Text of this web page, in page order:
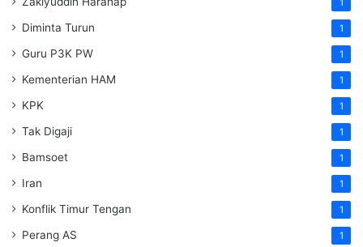
1
Diminta Turun 1
Guru P3K PW 1
Kementerian HAM 1
KPK 1
Tak Digaji 1
Bamsoet 1
Iran 1
Konflik Timur Tengan 1
Perang AS 1